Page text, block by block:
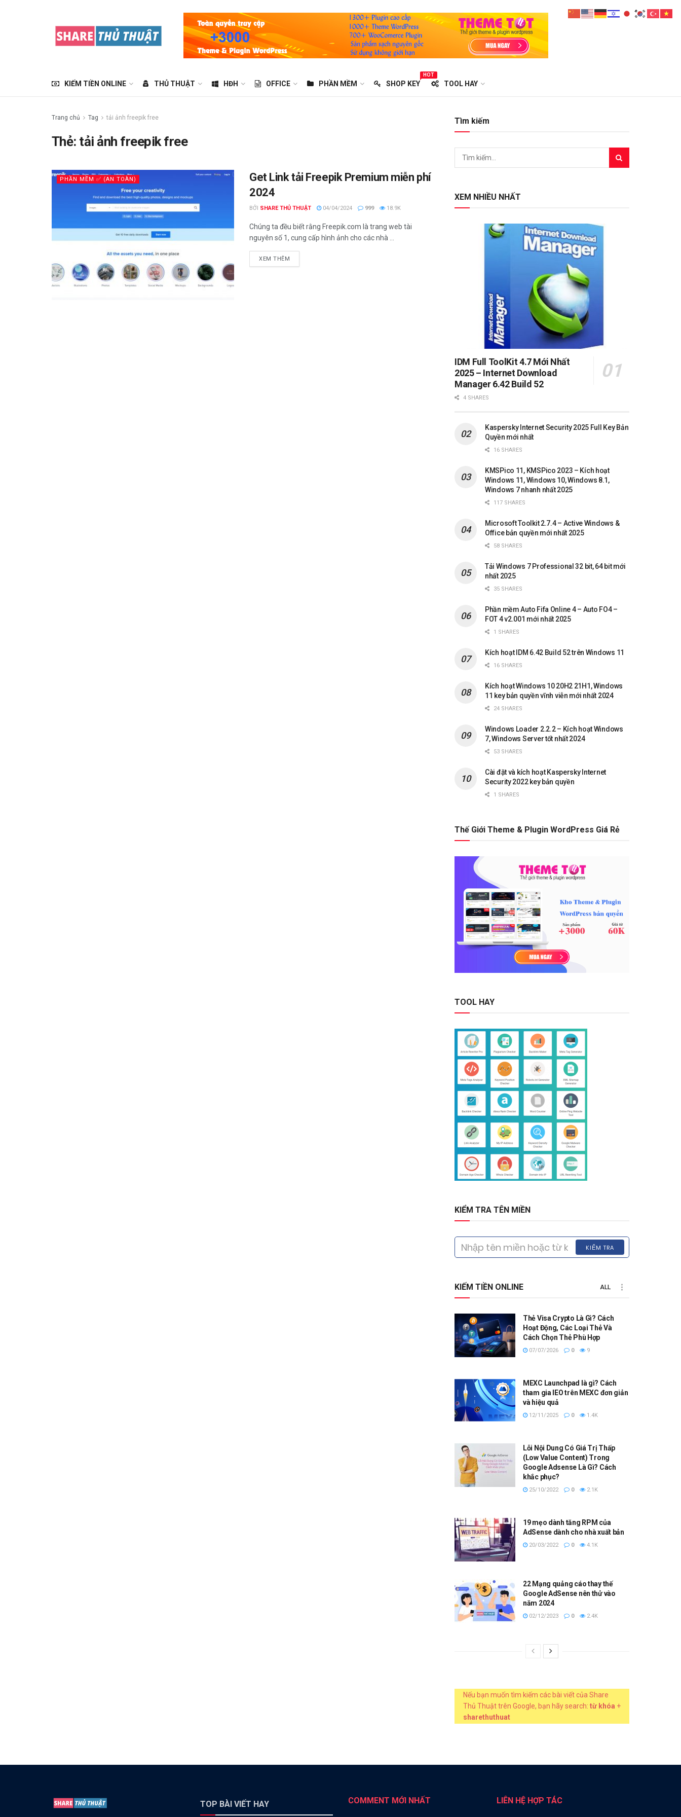
KIẾM TIỀN ONLINE THỦ THUẬT HĐH OFFICE PHẦN MỀM SHOP KEY
HOT
TOOL HAY
Trang chủ Tag tải ảnh freepik free
Thẻ: tải ảnh freepik free
PHẦN MỀM ✅ (AN TOÀN)
Get Link tải Freepik Premium miễn phí
2024
BỞI SHARE THỦ THUẬT 04/04/2024 999 18.9K
Chúng ta đều biết rằng Freepik.com là trang web tài
nguyên số 1, cung cấp hình ảnh cho các nhà ...
XEM THÊM
Tìm kiếm
XEM NHIỀU NHẤT
IDM Full ToolKit 4.7 Mới Nhất
2025 – Internet Download
Manager 6.42 Build 52
4 SHARES
Kaspersky Internet Security 2025 Full Key Bản
Quyền mới nhất
16 SHARES
KMSPico 11, KMSPico 2023 – Kích hoạt
Windows 11, Windows 10, Windows 8.1,
Windows 7 nhanh nhất 2025
117 SHARES
Microsoft Toolkit 2.7.4 – Active Windows &
Office bản quyền mới nhất 2025
58 SHARES
Tải Windows 7 Professional 32 bit, 64 bit mới
nhất 2025
35 SHARES
Phần mềm Auto Fifa Online 4 – Auto FO4 –
FOT 4 v2.001 mới nhất 2025
1 SHARES
Kích hoạt IDM 6.42 Build 52 trên Windows 11
16 SHARES
Kích hoạt Windows 10 20H2 21H1, Windows
11 key bản quyền vĩnh viễn mới nhất 2024
24 SHARES
Windows Loader 2.2.2 – Kích hoạt Windows
7, Windows Server tốt nhất 2024
53 SHARES
Cài đặt và kích hoạt Kaspersky Internet
Security 2022 key bản quyền
1 SHARES
Thế Giới Theme & Plugin WordPress Giá Rẻ
TOOL HAY
KIỂM TRA TÊN MIỀN
KIỂM TRA
KIẾM TIỀN ONLINE ALL
Thẻ Visa Crypto Là Gì? Cách
Hoạt Động, Các Loại Thẻ Và
Cách Chọn Thẻ Phù Hợp
07/07/2026 0 9
MEXC Launchpad là gì? Cách
tham gia IEO trên MEXC đơn giản
và hiệu quả
12/11/2025 0 1.4K
Lỗi Nội Dung Có Giá Trị Thấp
(Low Value Content) Trong
Google Adsense Là Gì? Cách
khắc phục?
25/10/2022 0 2.1K
19 mẹo dành tăng RPM của
AdSense dành cho nhà xuất bản
20/03/2022 0 4.1K
22 Mạng quảng cáo thay thế
Google AdSense nên thử vào
năm 2024
02/12/2023 0 2.4K
Nếu bạn muốn tìm kiếm các bài viết của Share
Thủ Thuật trên Google, bạn hãy search: từ khóa +
sharethuthuat
TOP BÀI VIẾT HAY COMMENT MỚI NHẤT LIÊN HỆ HỢP TÁC